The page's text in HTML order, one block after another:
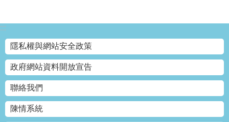
:::
隱私權與網站安全政策
政府網站資料開放宣告
聯絡我們
陳情系統